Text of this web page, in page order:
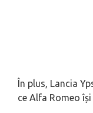
În plus, Lancia
ce Alfa Romeo